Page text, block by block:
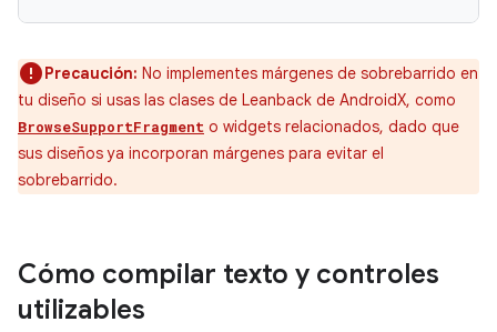
Precaución: No implementes márgenes de sobrebarrido en
tu diseño si usas las clases de Leanback de AndroidX, como
BrowseSupportFragment o widgets relacionados, dado que
sus diseños ya incorporan márgenes para evitar el
sobrebarrido.
Cómo compilar texto y controles
utilizables